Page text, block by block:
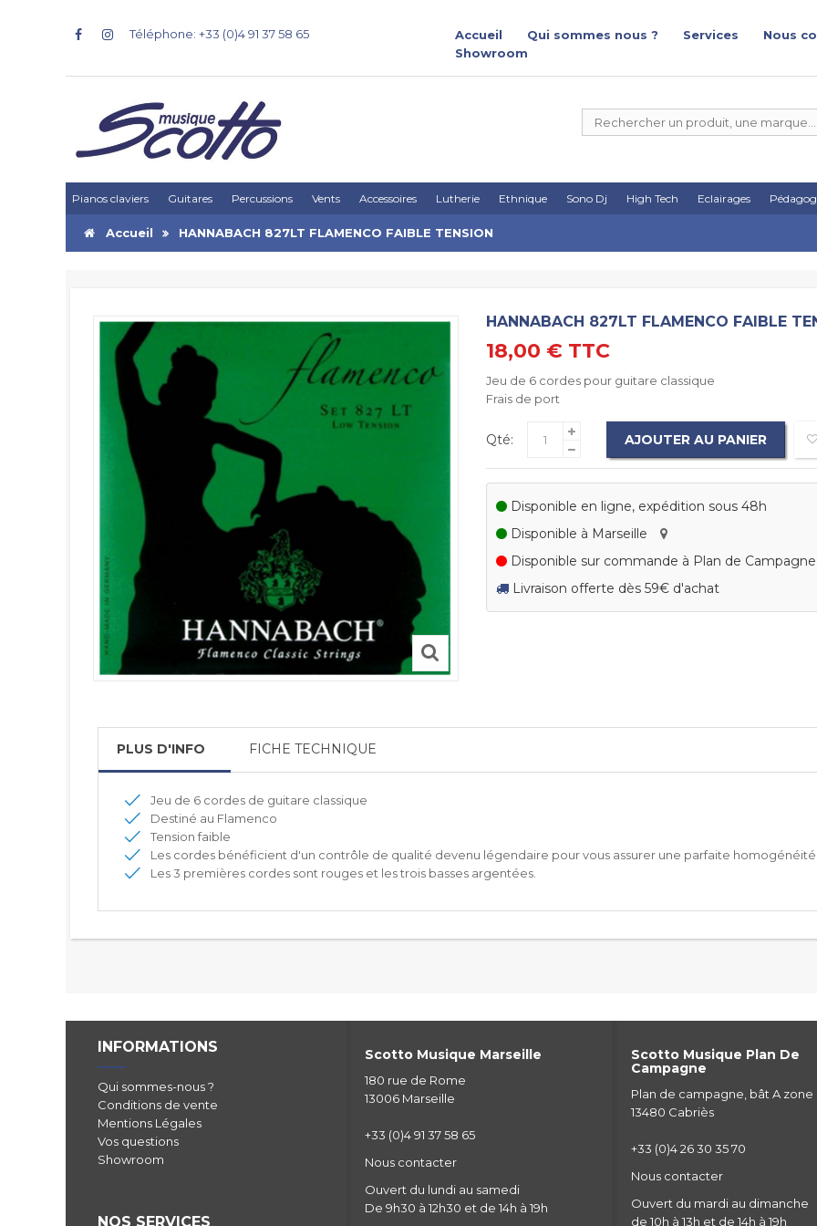
Téléphone: +33 (0)4 91 37 58 65 Accueil Qui sommes nous ? Services
Nous
Showroom
Pianos claviers Guitares Percussions Vents Accessoires Lutherie Ethnique Sono Dj High Tech Eclairages
Accueil HANNABACH 827LT FLAMENCO FAIBLE TENSION
HANNABACH 827LT FLAMENCO FAIBLE
18,00 € TTC
Jeu de 6 cordes pour guitare classique
Frais de port
Qté: AJOUTER AU PANIER
Disponible en ligne, expédition sous 48h
Disponible à Marseille
Disponible sur commande à Plan de
Livraison offerte dès 59€ d'achat
PLUS D'INFO FICHE TECHNIQUE
Jeu de 6 cordes de guitare classique
Destiné au Flamenco
Tension faible
Les cordes bénéficient d'un contrôle de qualité devenu légendaire pour vous assurer une parfaite
Les 3 premières cordes sont rouges et les trois basses argentées.
INFORMATIONS
Qui sommes-nous ?
Conditions de vente
Mentions Légales
Vos questions
Showroom
NOS SERVICES
Scotto Musique Marseille
180 rue de Rome
13006 Marseille
+33 (0)4 91 37 58 65
Nous contacter
Ouvert du lundi au samedi
De 9h30 à 12h30 et de 14h à 19h
Scotto Musique Plan De
Campagne
Plan de campagne, bât A zone
13480 Cabriès
+33 (0)4 26 30 35 70
Nous contacter
Ouvert du mardi au dimanche
de 10h à 13h et de 14h à 19h